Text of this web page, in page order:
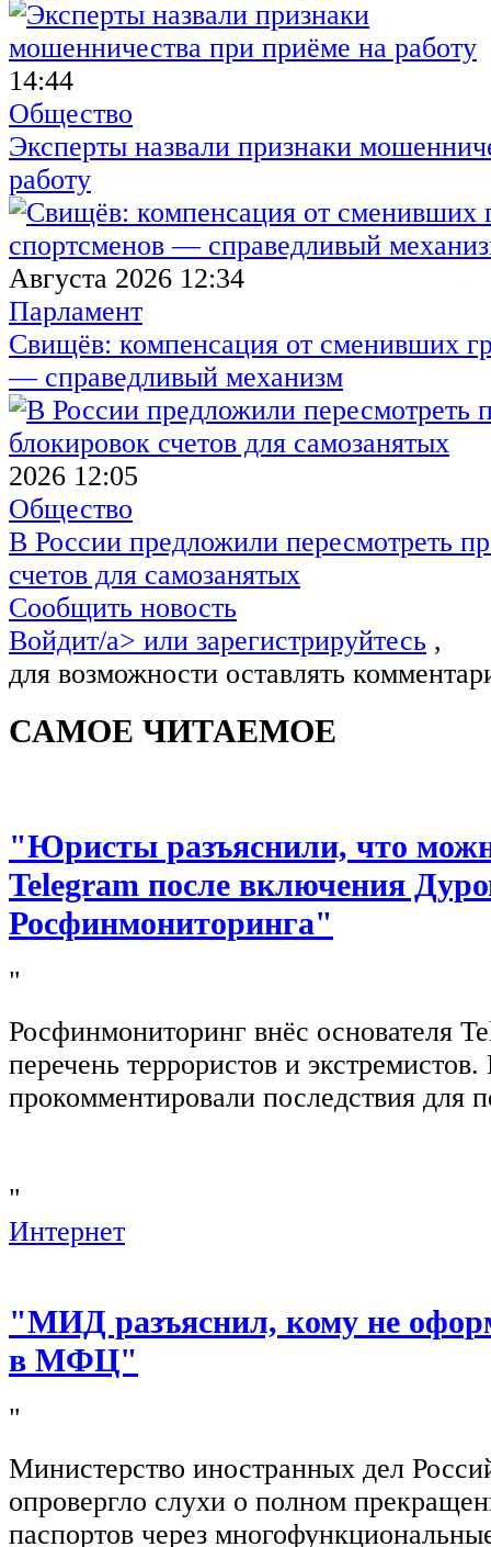
14:44
Общество
Эксперты назвали признаки
работу
Августа 2026 12:34
Парламент
Свищёв: компенсация от сменивших
— справедливый механизм
2026 12:05
Общество
В России предложили пересмотреть
счетов для самозанятых
Сообщить новость
Войдит/a> или зарегистрируйтесь ,
для возможности оставлять
САМОЕ ЧИТАЕМОЕ
"Юристы разъяснили, что
Telegram после включения
Росфинмониторинга"
"
Росфинмониторинг внёс основателя
перечень террористов и
прокомментировали последствия для
"
Интернет
"МИД разъяснил, кому не
в МФЦ"
"
Министерство иностранных дел
опровергло слухи о полном
паспортов через